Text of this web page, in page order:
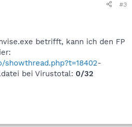
#3
betrifft, kann ich den FP
-
bei Virustotal: 0/32